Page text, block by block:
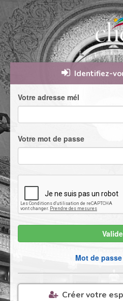
Identifiez-
Votre adresse mél
Votre mot de passe
Mot de
Créer votre